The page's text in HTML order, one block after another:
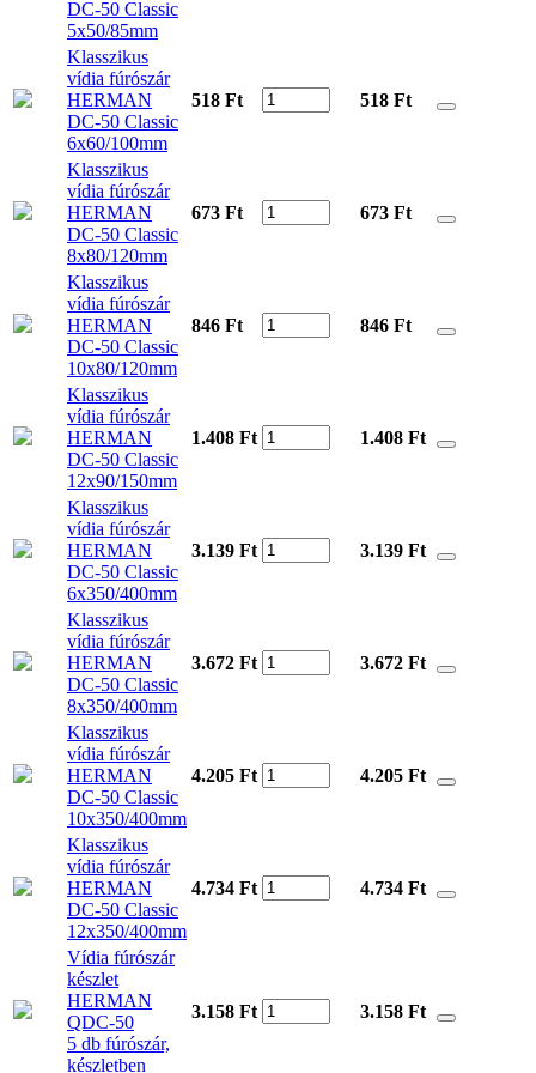
DC-50 Classic
5x50/85mm
Klasszikus
vídia fúrószár
HERMAN
DC-50 Classic
6x60/100mm
518 Ft 518 Ft
Klasszikus
vídia fúrószár
HERMAN
DC-50 Classic
8x80/120mm
673 Ft 673 Ft
Klasszikus
vídia fúrószár
HERMAN
DC-50 Classic
10x80/120mm
846 Ft 846 Ft
Klasszikus
vídia fúrószár
HERMAN
DC-50 Classic
12x90/150mm
1.408 Ft 1.408 Ft
Klasszikus
vídia fúrószár
HERMAN
DC-50 Classic
6x350/400mm
3.139 Ft 3.139 Ft
Klasszikus
vídia fúrószár
HERMAN
DC-50 Classic
8x350/400mm
3.672 Ft 3.672 Ft
Klasszikus
vídia fúrószár
HERMAN
DC-50 Classic
10x350/400mm
4.205 Ft 4.205 Ft
Klasszikus
vídia fúrószár
HERMAN
DC-50 Classic
12x350/400mm
4.734 Ft 4.734 Ft
Vídia fúrószár
készlet
HERMAN
QDC-50
5 db fúrószár,
készletben
3.158 Ft 3.158 Ft